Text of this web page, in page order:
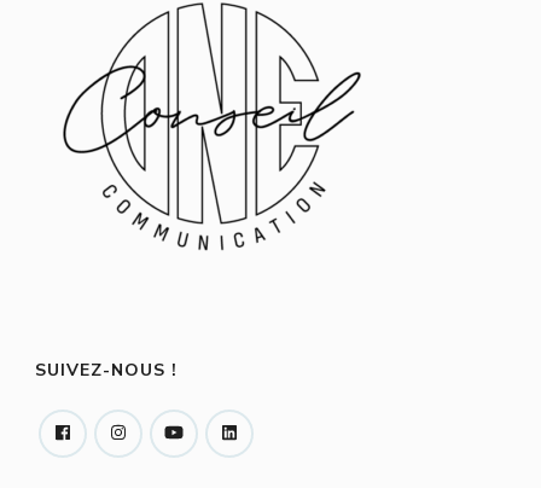
SUIVEZ-NOUS !